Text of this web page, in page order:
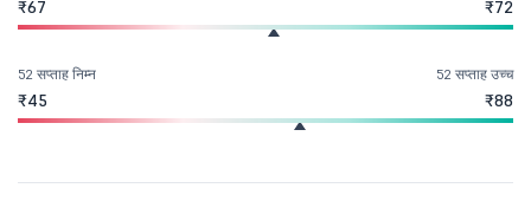
₹67 ₹72
52 सप्ताह निम्न
₹45
52 सप्ताह उच्च
₹88